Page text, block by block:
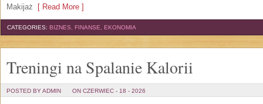
Makijaż [ Read More ]
CATEGORIES: BIZNES, FINANSE, EKONOMIA
Treningi na Spalanie Kalorii
POSTED BY ADMIN ON CZERWIEC - 18 - 2026